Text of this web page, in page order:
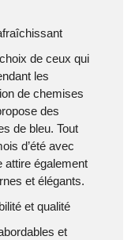
de ceux qui
les
de chemises
des
de bleu. Tout
d’été avec
attire également
et élégants.
et qualité
et